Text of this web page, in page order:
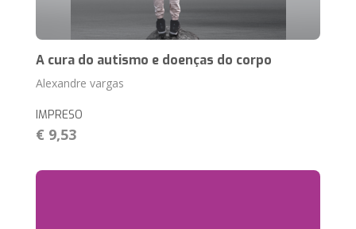
A cura do autismo e doenças do corpo
Alexandre vargas
IMPRESO
€ 9,53